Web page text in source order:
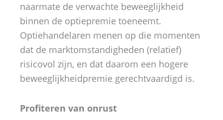
naarmate de verwachte beweeglijkheid
binnen de optiepremie toeneemt.
Optiehandelaren menen op die momenten
dat de marktomstandigheden (relatief)
risicovol zijn, en dat daarom een hogere
beweeglijkheidpremie gerechtvaardigd is.
Profiteren van onrust